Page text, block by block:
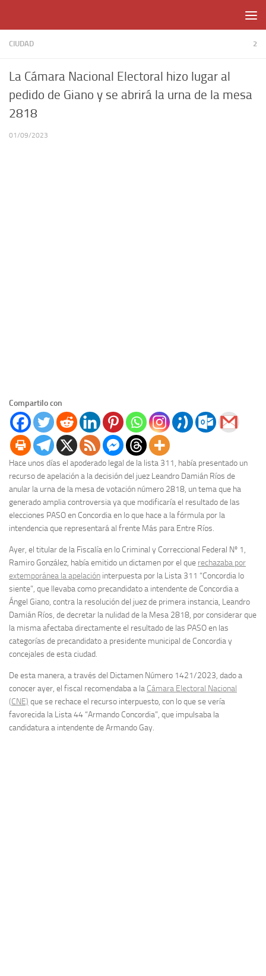
CIUDAD 2
La Cámara Nacional Electoral hizo lugar al
pedido de Giano y se abrirá la urna de la mesa
2818
01/09/2023
Compartilo con
Hace unos días el apoderado legal de la lista 311, había presentado un
recurso de apelación a la decisión del juez Leandro Damián Ríos de
anular la urna de la mesa de votación número 2818, un tema que ha
generado amplia controversia ya que modificaría el resultado de las
elecciones PASO en Concordia en lo que hace a la fórmula por la
intendencia que representará al frente Más para Entre Ríos.
Ayer, el titular de la Fiscalía en lo Criminal y Correccional Federal Nº 1,
Ramiro González, había emitido un dictamen por el que rechazaba por
extemporánea la apelación interpuesta por la Lista 311 “Concordia lo
siente”, que llevaba como precandidato a intendente de Concordia a
Ángel Giano, contra la resolución del juez de primera instancia, Leandro
Damián Ríos, de decretar la nulidad de la Mesa 2818, por considerar que
la misma afectaba directamente el resultado de las PASO en las
categorías de precandidato a presidente municipal de Concordia y
concejales de esta ciudad.
De esta manera, a través del Dictamen Número 1421/2023, dado a
conocer ayer, el fiscal recomendaba a la Cámara Electoral Nacional
(CNE) que se rechace el recurso interpuesto, con lo que se vería
favorecida la Lista 44 “Armando Concordia”, que impulsaba la
candidatura a intendente de Armando Gay.